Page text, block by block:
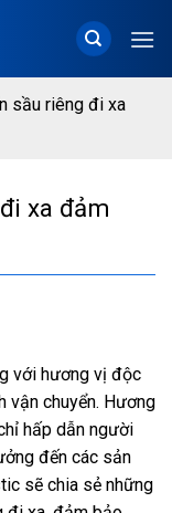
sầu riêng đi xa
xa đảm
với hương vị độc
vận chuyển. Hương
hấp dẫn người
đến các sản
sẽ chia sẻ những